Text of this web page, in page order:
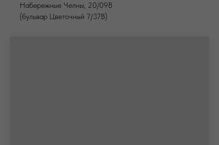
Набережные Челны, 20/09В
(бульвар Цветочный 7/37В)